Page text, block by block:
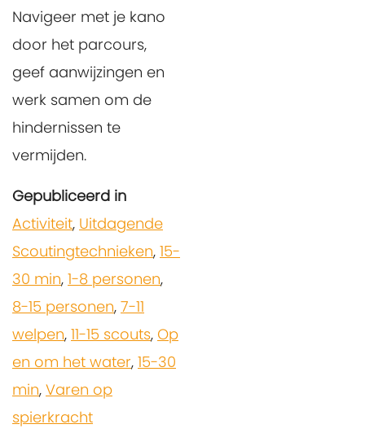
Navigeer met je kano
door het parcours,
geef aanwijzingen en
werk samen om de
hindernissen te
vermijden.
Gepubliceerd in
Activiteit, Uitdagende
Scoutingtechnieken, 15-
30 min, 1-8 personen,
8-15 personen, 7-11
welpen, 11-15 scouts, Op
en om het water, 15-30
min, Varen op
spierkracht